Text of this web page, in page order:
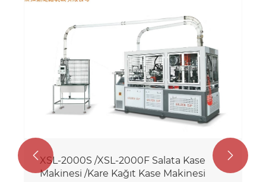
XSL-2000S /XSL-2000F Salata Kase
Makinesi /Kare Kağıt Kase Makinesi
 